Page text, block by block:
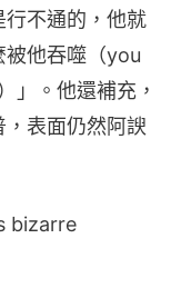
不通的，他就
被他吞噬（you
。他還補充，
表面仍然阿諛
bizarre